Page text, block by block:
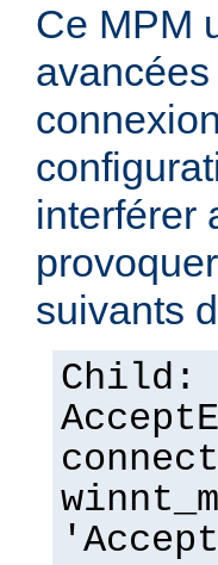
Ce MPM
interférer
suivants
Child: